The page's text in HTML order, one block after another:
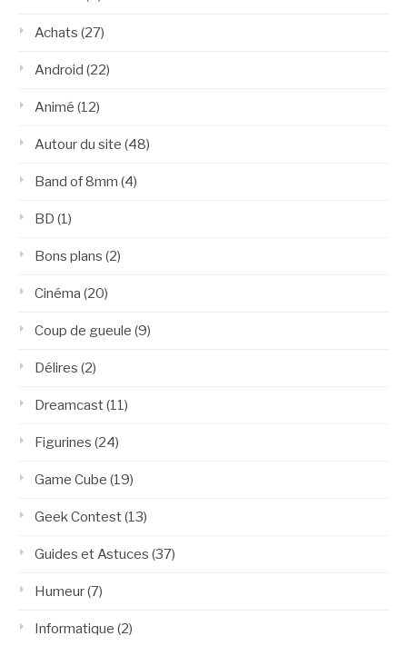
Achats (27)
Android (22)
Animé (12)
Autour du site (48)
Band of 8mm (4)
BD (1)
Bons plans (2)
Cinéma (20)
Coup de gueule (9)
Délires (2)
Dreamcast(11)
Figurines (24)
Game Cube (19)
Geek Contest(13)
Guides et Astuces (37)
Humeur(7)
Informatique (2)